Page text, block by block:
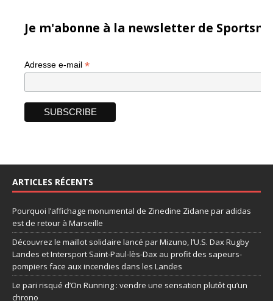
Je m'abonne à la newsletter de
Adresse e-mail *
ARTICLES RÉCENTS
Pourquoi l’affichage monumental de Zinedine Zidane par adidas
est de retour à Marseille
Découvrez le maillot solidaire lancé par Mizuno, l’U.S. Dax Rugby
Landes et Intersport Saint-Paul-lès-Dax au profit des sapeurs-
pompiers face aux incendies dans les Landes
Le pari risqué d’On Running : vendre une sensation plutôt qu’un
chrono